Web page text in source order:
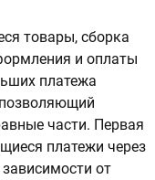
товары, сборка
и оплаты
платежа
части. Первая
платежи через
от